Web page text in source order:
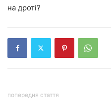
на дроті?
попередня стаття